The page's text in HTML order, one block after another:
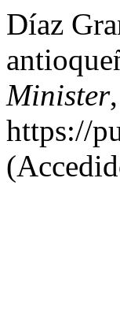
Díaz
Minister
https://